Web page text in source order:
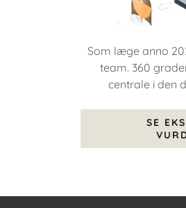
Som læge anno
team. 360
centrale i den
SE